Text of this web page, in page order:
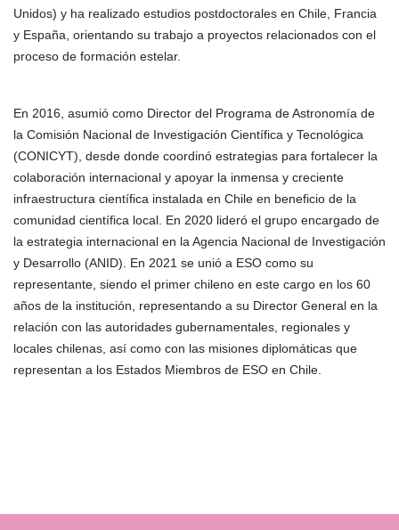
Unidos) y ha realizado estudios postdoctorales en Chile, Francia
y España, orientando su trabajo a proyectos relacionados con el
proceso de formación estelar.
En 2016, asumió como Director del Programa de Astronomía de
la Comisión Nacional de Investigación Científica y Tecnológica
(CONICYT), desde donde coordinó estrategias para fortalecer la
colaboración internacional y apoyar la inmensa y creciente
infraestructura científica instalada en Chile en beneficio de la
comunidad científica local. En 2020 lideró el grupo encargado de
la estrategia internacional en la Agencia Nacional de Investigación
y Desarrollo (ANID). En 2021 se unió a ESO como su
representante, siendo el primer chileno en este cargo en los 60
años de la institución, representando a su Director General en la
relación con las autoridades gubernamentales, regionales y
locales chilenas, así como con las misiones diplomáticas que
representan a los Estados Miembros de ESO en Chile.